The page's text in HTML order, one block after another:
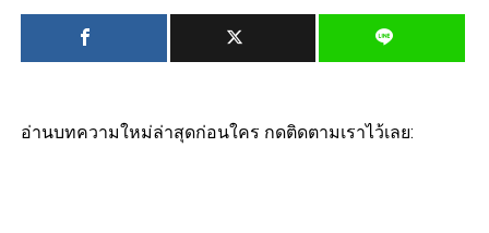
อ่านบทความใหม่ล่าสุดก่อนใคร กดติดตามเราไว้เลย: